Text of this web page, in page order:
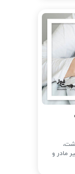
مادر و